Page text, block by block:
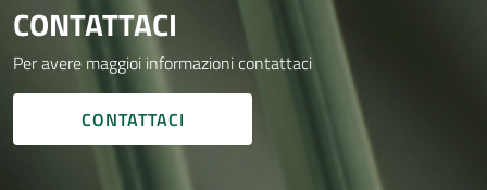
CONTATTACI
Per avere maggioi informazioni contattaci
CONTATTACI